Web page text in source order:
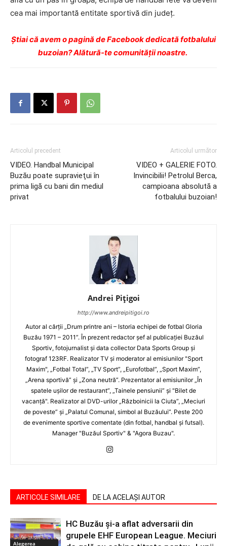
cea mai importantă entitate sportivă din județ.
Ştiai că avem o pagină de Facebook dedicată fotbalului
buzoian? Alătură-te comunității noastre.
Articolul precedent
VIDEO. Handbal Municipal
Buzău poate supravieţui în
prima ligă cu bani din mediul
privat
Articolul următor
VIDEO + GALERIE FOTO.
Invincibilii! Petrolul Berca,
campioana absolută a
fotbalului buzoian!
Andrei Pițigoi
http://www.andreipitigoi.ro
Autor al cărţii „Drum printre ani – Istoria echipei de fotbal Gloria
Buzău 1971 – 2011”. În prezent redactor şef al publicaţiei Buzăul
Sportiv, fotojurnalist şi data collector Data Sports Group şi
fotograf 123RF. Realizator TV şi moderator al emisiunilor "Sport
Maxim", „Fotbal Total”, „TV Sport”, „Eurofotbal”, „Sport Maxim”,
„Arena sportivă” şi „Zona neutră”. Prezentator al emisiunilor „În
spatele uşilor de restaurant”, „Tainele pensiunii” şi "Bilet de
vacanţă". Realizator al DVD-urilor „Războinicii la Ciuta”, „Meciuri
de poveste” şi „Palatul Comunal, simbol al Buzăului”. Peste 200
de evenimente sportive comentate (din fotbal, handbal şi futsal).
Manager "Buzăul Sportiv" & "Agora Buzau".
ARTICOLE SIMILARE DE LA ACELAȘI AUTOR
Alegerea
HC Buzău și-a aflat adversarii din
grupele EHF European League. Meciuri